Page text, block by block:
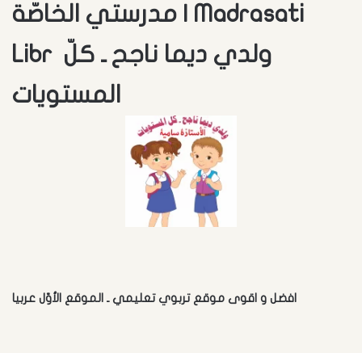
مدرستي الخاصّة | Madrasati
Libr ولدي ديما ناجح ـ كلّ
المستويات
افضل و اقوى موقع تربوي تعليمي ـ الموقع الأوّل عربيا